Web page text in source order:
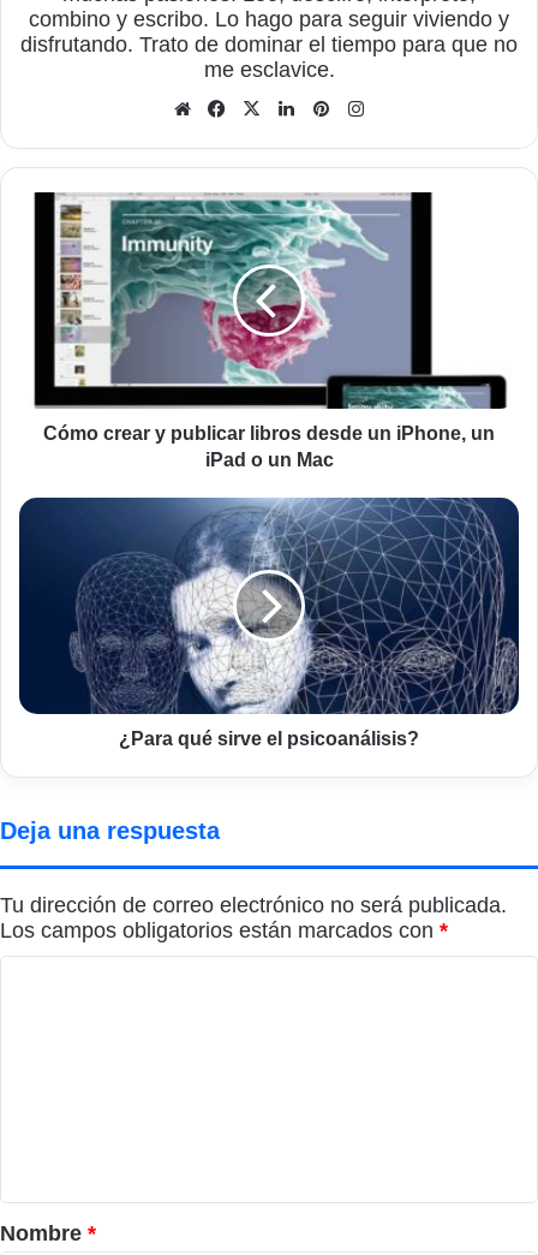
combino y escribo. Lo hago para seguir viviendo y
disfrutando. Trato de dominar el tiempo para que no
me esclavice.
Sitio
Facebook
X LinkedInPinterest
Cómo
crear
publicar
libros
desde
iPhone,
un
iPad
Mac
Cómo crear y publicar libros desde un iPhone, un
iPad o un Mac
¿Para
psicoanálisis?
¿Para qué sirve el psicoanálisis?
Deja una respuesta
Tu dirección de correo electrónico no será publicada.
Los campos obligatorios están marcados con *
r
Nombre *